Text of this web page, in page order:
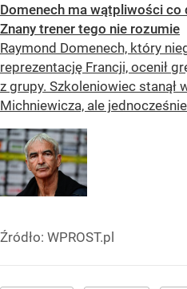
Domenech ma wątpliwości
Znany trener tego nie rozumie
Raymond Domenech, który
reprezentację Francji, ocenił
z grupy. Szkoleniowiec stanął
Michniewicza, ale
Źródło: WPROST.pl